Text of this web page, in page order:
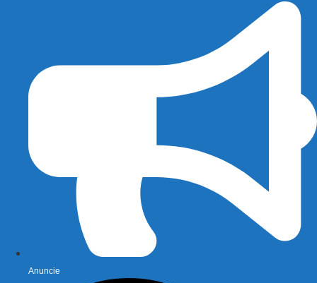
Anuncie